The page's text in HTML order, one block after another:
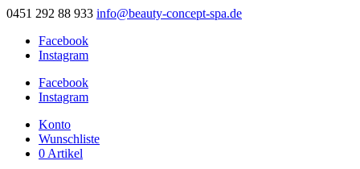
0451 292 88 933 info@beauty-concept-spa.de
Facebook
Instagram
Facebook
Instagram
Konto
Wunschliste
0 Artikel